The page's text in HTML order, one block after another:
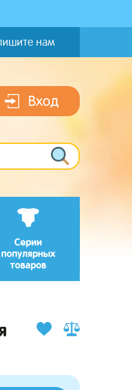
нам
Вход
Серии
популярных
товаров